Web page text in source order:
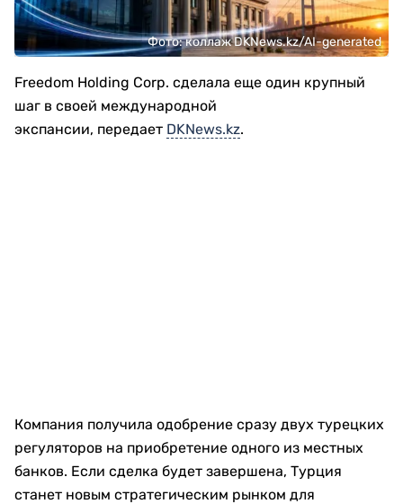
Фото: коллаж DKNews.kz/AI-generated
Freedom Holding Corp. сделала еще один крупный
шаг в своей международной
экспансии, передает DKNews.kz.
Компания получила одобрение сразу двух турецких
регуляторов на приобретение одного из местных
банков. Если сделка будет завершена, Турция
станет новым стратегическим рынком для